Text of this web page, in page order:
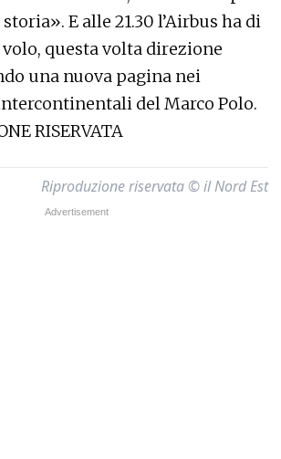
E alle 21.30 l’Airbus ha di
questa volta direzione
una nuova pagina nei
del Marco Polo.
RISERVATA
Riproduzione riservata © il Nord Est